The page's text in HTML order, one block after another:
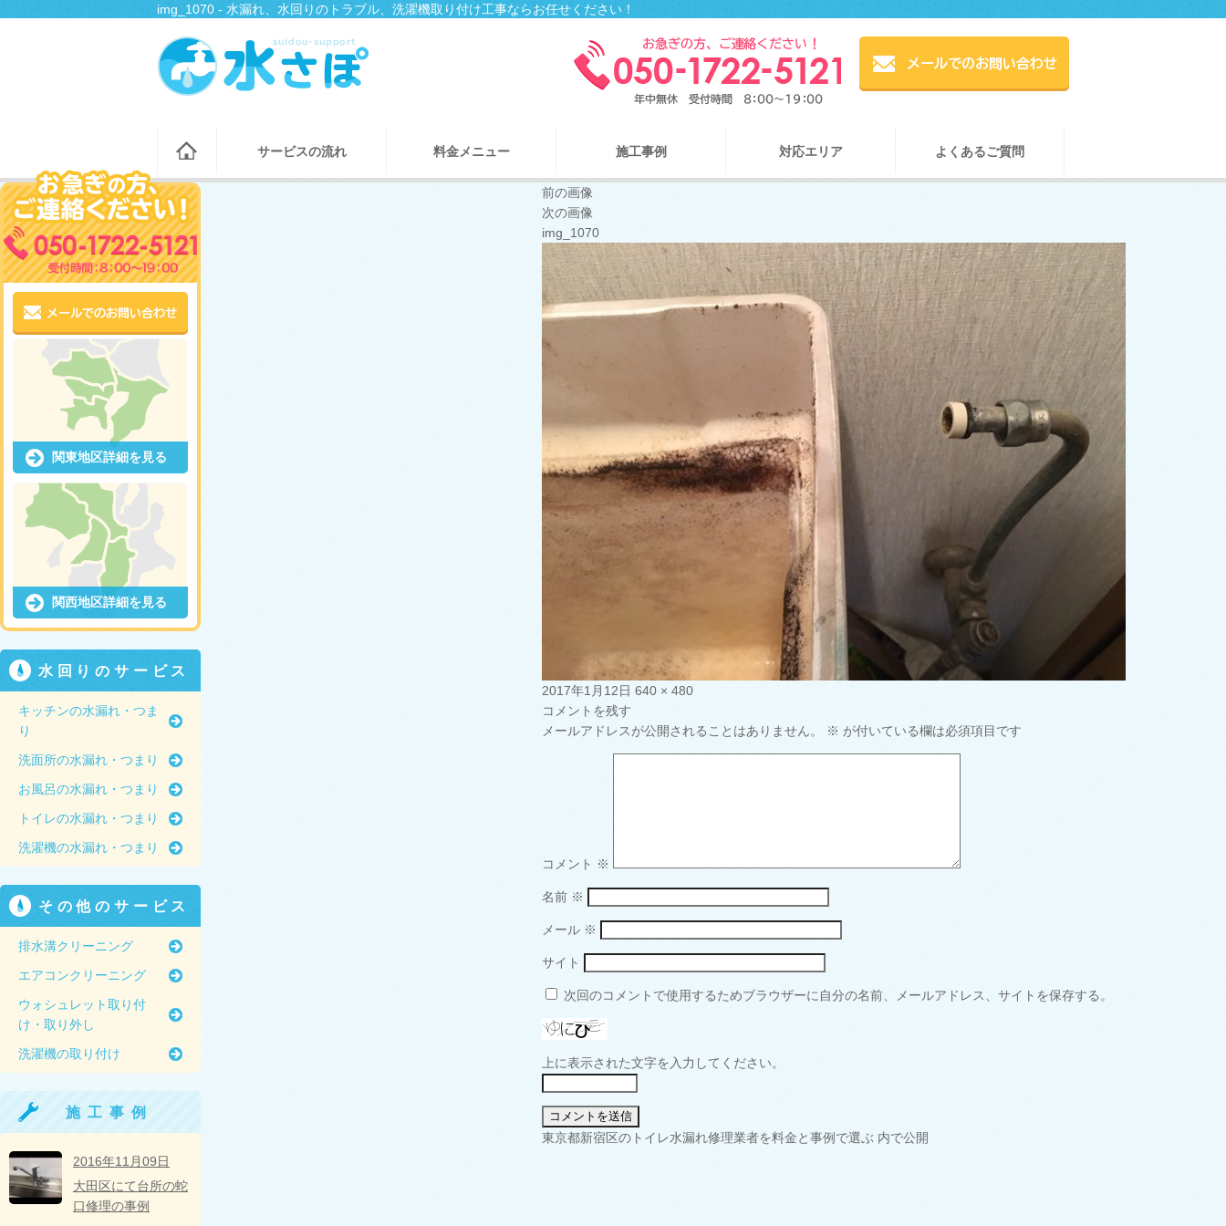
img_1070 - 水漏れ、水回りのトラブル、洗濯機取り付け工事ならお任せください！
サービスの流れ 料金メニュー 施工事例 対応エリア よくあるご質問
前の画像
次の画像
img_1070
投
稿
日:
2017年1月12日 フ
サ
640 × 480
コメントを残す
メールアドレスが公開されることはありません。
※ が付いている欄は必須項目です
コメント ※
名前 ※
メール ※
サイト
次回のコメントで使用するためブラウザーに自分の名前、メールアドレス、サイトを保存する。
上に表示された文字を入力してください。
投
東京都新宿区のトイレ水漏れ修理業者を料金と事例で選ぶ 内で公開
関東地区詳細を見る
関西地区詳細を見る
水回りのサービス
キッチンの水漏れ・つま
り
洗面所の水漏れ・つまり
お風呂の水漏れ・つまり
トイレの水漏れ・つまり
洗濯機の水漏れ・つまり
その他のサービス
排水溝クリーニング
エアコンクリーニング
ウォシュレット取り付
け・取り外し
洗濯機の取り付け
施工事例
2016年11月09日
大田区にて台所の蛇
口修理の事例